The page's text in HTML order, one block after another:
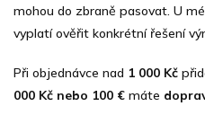
mohou do zbraně pasovat. U
vyplatí ověřit konkrétní řešení
Při objednávce nad 1 000 Kč
000 Kč nebo 100 € máte